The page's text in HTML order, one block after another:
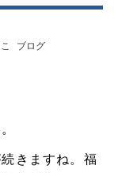
ブログ
きますね。福